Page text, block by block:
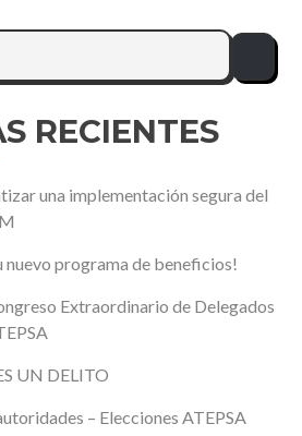
RECIENTES
una implementación segura del
nuevo programa de beneficios!
Extraordinario de Delegados
UN DELITO
– Elecciones ATEPSA